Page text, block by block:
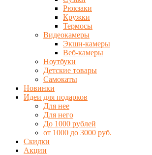
Рюкзаки
Кружки
Термосы
Видеокамеры
Экшн-камеры
Веб-камеры
Ноутбуки
Детские товары
Самокаты
Новинки
Идеи для подарков
Для нее
Для него
До 1000 рублей
от 1000 до 3000 руб.
Скидки
Акции